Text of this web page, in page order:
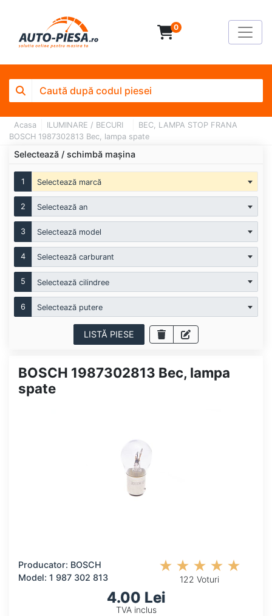
0
Acasa ILUMINARE / BECURI
BEC, LAMPA STOP FRANA
BOSCH 1987302813 Bec, lampa spate
Selectează / schimbă mașina
1 Selectează marcă
2 Selectează an
3 Selectează model
4 Selectează carburant
5 Selectează cilindree
6 Selectează putere
LISTĂ PIESE
BOSCH 1987302813 Bec, lampa
spate
Producator: BOSCH
Model: 1 987 302 813
122 Voturi
4.00 Lei
TVA inclus